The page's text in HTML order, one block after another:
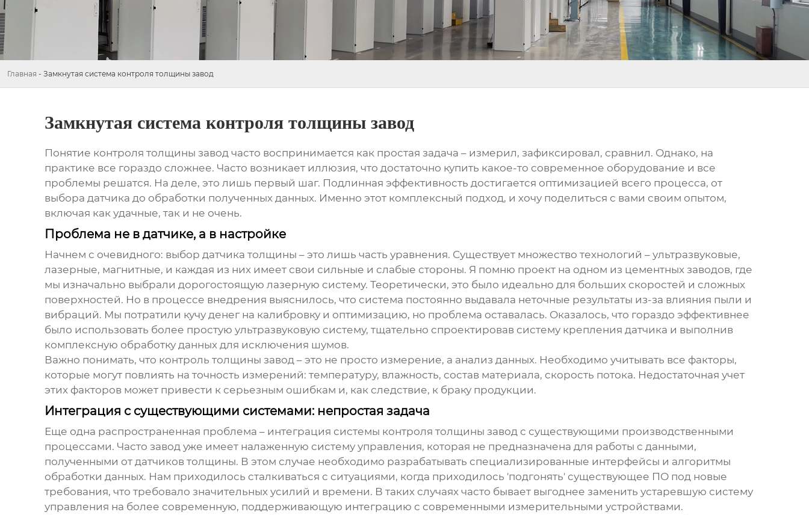
Главная - Замкнутая система контроля толщины завод
Замкнутая система контроля толщины завод
Понятие контроля толщины заводчасто воспринимается как простая задача – измерил, зафиксировал, сравнил. Однако, на
практике все гораздо сложнее. Часто возникает иллюзия, что достаточно купить какое-то современное оборудование и все
проблемы решатся. На деле, это лишь первый шаг. Подлинная эффективность достигается оптимизацией всего процесса, от
выбора датчика до обработки полученных данных. Именно этот комплексный подход, и хочу поделиться с вами своим опытом,
включая как удачные, так и не очень.
Проблема не в датчике, а в настройке
Начнем с очевидного: выбор датчика толщины – это лишь часть уравнения. Существует множество технологий – ультразвуковые,
лазерные, магнитные, и каждая из них имеет свои сильные и слабые стороны. Я помню проект на одном из цементных заводов, где
мы изначально выбрали дорогостоящую лазерную систему. Теоретически, это было идеально для больших скоростей и сложных
поверхностей. Но в процессе внедрения выяснилось, что система постоянно выдавала неточные результаты из-за влияния пыли и
вибраций. Мы потратили кучу денег на калибровку и оптимизацию, но проблема оставалась. Оказалось, что гораздо эффективнее
было использовать более простую ультразвуковую систему, тщательно спроектировав систему крепления датчика и выполнив
комплексную обработку данных для исключения шумов.
Важно понимать, что контроль толщины завод– это не просто измерение, а анализ данных. Необходимо учитывать все факторы,
которые могут повлиять на точность измерений: температуру, влажность, состав материала, скорость потока. Недостаточная учет
этих факторов может привести к серьезным ошибкам и, как следствие, к браку продукции.
Интеграция с существующими системами: непростая задача
Еще одна распространенная проблема – интеграция системы контроля толщины заводс существующими производственными
процессами. Часто завод уже имеет налаженную систему управления, которая не предназначена для работы с данными,
полученными от датчиков толщины. В этом случае необходимо разрабатывать специализированные интерфейсы и алгоритмы
обработки данных. Нам приходилось сталкиваться с ситуациями, когда приходилось 'подгонять' существующее ПО под новые
требования, что требовало значительных усилий и времени. В таких случаях часто бывает выгоднее заменить устаревшую систему
управления на более современную, поддерживающую интеграцию с современными измерительными устройствами.